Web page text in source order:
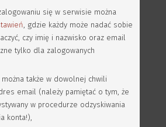
się w serwisie można
, gdzie każdy może nadać sobie
czy imię i nazwisko oraz email
tylko dla zalogowanych
także w dowolnej chwili
email (należy pamiętać o tym, że
w procedurze odzyskiwania
konta!),